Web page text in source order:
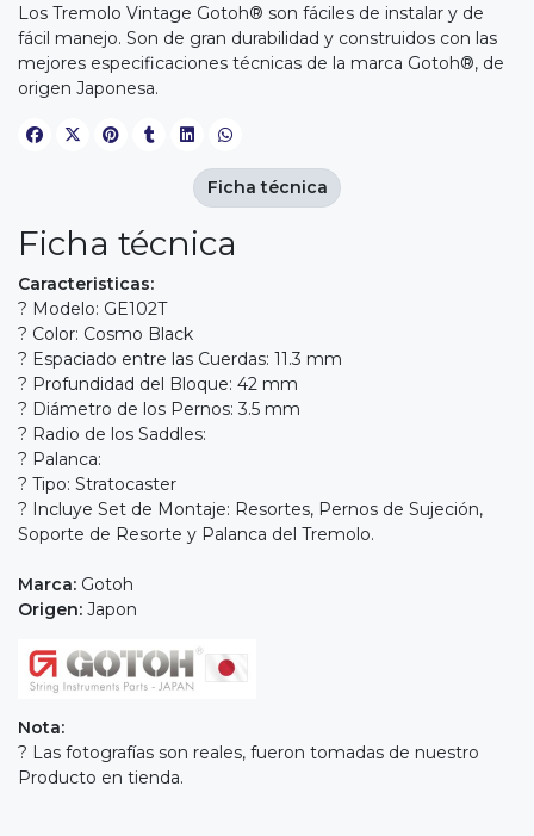
Los Tremolo Vintage Gotoh® son fáciles de instalar y de
fácil manejo. Son de gran durabilidad y construidos con las
mejores especificaciones técnicas de la marca Gotoh®, de
origen Japonesa.
Ficha técnica
Caracteristicas:
? Modelo: GE102T
? Color: Cosmo Black
? Espaciado entre las Cuerdas: 11.3 mm
? Profundidad del Bloque: 42 mm
? Diámetro de los Pernos: 3.5 mm
? Radio de los Saddles:
? Palanca:
? Tipo: Stratocaster
? Incluye Set de Montaje: Resortes, Pernos de Sujeción,
Soporte de Resorte y Palanca del Tremolo.
Marca: Gotoh
Origen: Japon
Nota:
? Las fotografías son reales, fueron tomadas de nuestro
Producto en tienda.
Ficha técnica